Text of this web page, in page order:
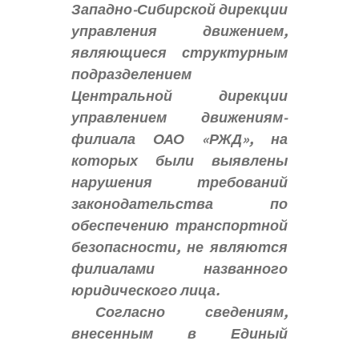
Западно-Сибирской дирекции
управления движением,
являющиеся структурным
подразделением
Центральной дирекции
управлением движениям-
филиала ОАО «РЖД», на
которых были выявлены
нарушения требований
законодательства по
обеспечению транспортной
безопасности, не являются
филиалами названного
юридического лица.
Согласно сведениям,
внесенным в Единый